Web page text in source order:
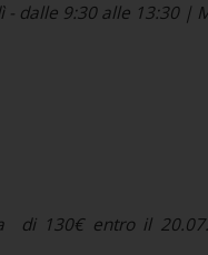
dalle 9:30 alle 13:30 |
di 130€ entro il